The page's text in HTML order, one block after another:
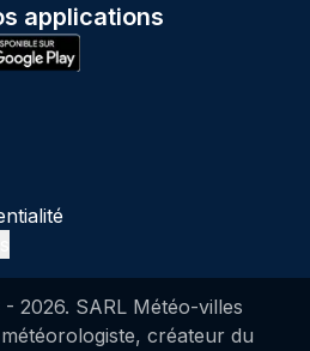
applications
- 2026. SARL Météo-villes
créateur du